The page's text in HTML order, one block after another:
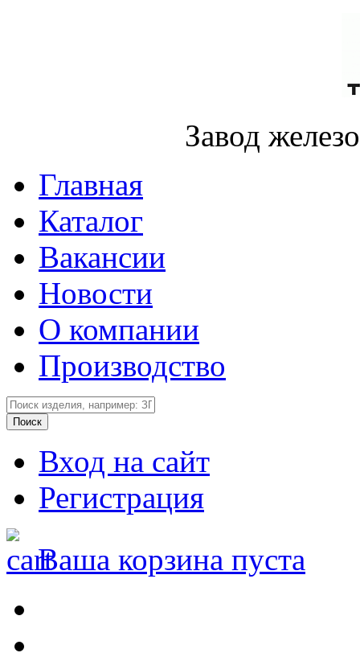
Завод
Главная
Каталог
Вакансии
Новости
О компании
Производство
Вход на сайт
Регистрация
Ваша корзина пуста